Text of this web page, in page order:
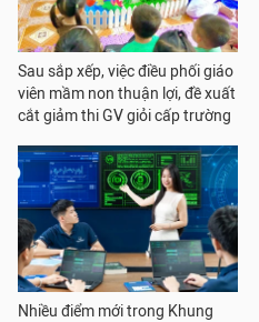
Sau sắp xếp, việc điều phối giáo
viên mầm non thuận lợi, đề xuất
cắt giảm thi GV giỏi cấp trường
Nhiều điểm mới trong Khung